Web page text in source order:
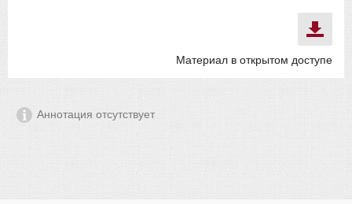
Материал в открытом доступе
Аннотация отсутствует